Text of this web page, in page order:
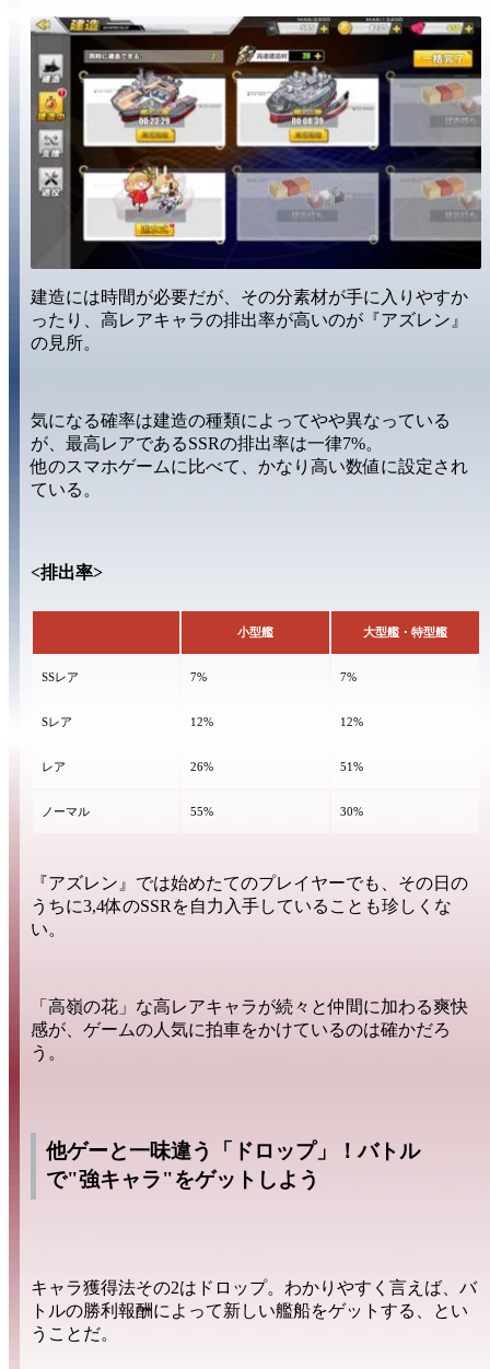
建造には時間が必要だが、その分素材が手に入りやすか
ったり、高レアキャラの排出率が高いのが『アズレン』
の見所。
気になる確率は建造の種類によってやや異なっている
が、最高レアであるSSRの排出率は一律7%。
他のスマホゲームに比べて、 かなり高い数値に設定され
ている。
<排出率>
小型艦 大型艦・特型艦
SSレア 7% 7%
Sレア 12% 12%
レア 26% 51%
ノーマル 55% 30%
『アズレン』では始めたてのプレイヤーでも、その日の
うちに3,4体のSSR を自力入手していることも珍しくな
い。
「高嶺の花」 な高レアキャラが続々と仲間に加わる爽快
感が、ゲームの人気に拍車をかけているのは確かだろ
う。
他ゲーと一味違う「ドロップ」！バトル
で"強キャラ"をゲットしよう
キャラ獲得法その2は ドロップ。 わかりやすく言えば、 バ
トルの勝利報酬によって新しい艦船をゲットする、とい
うことだ。